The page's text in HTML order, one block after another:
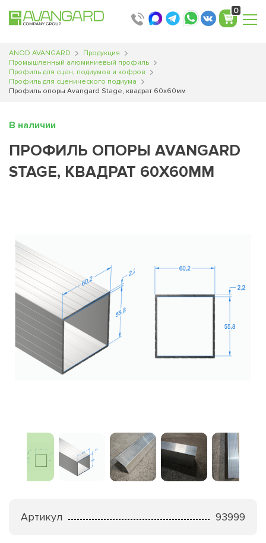
0
ANOD AVANGARD
Продукция
Промышленный алюминиевый профиль
Профиль для сцен, подиумов и кофров
Профиль для сценического подиума
Профиль опоры Avangard Stage, квадрат 60х60мм
В наличии
ПРОФИЛЬ ОПОРЫ AVANGARD
STAGE, КВАДРАТ 60Х60ММ
Артикул 93999